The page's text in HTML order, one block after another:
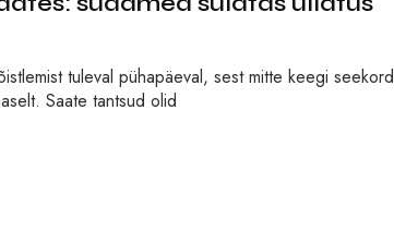
tuleval pühapäeval, sest mitte keegi seekord
Saate tantsud olid